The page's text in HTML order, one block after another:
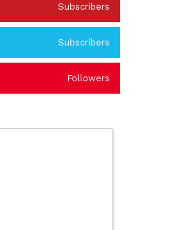
Subscribers
Subscribers
Followers